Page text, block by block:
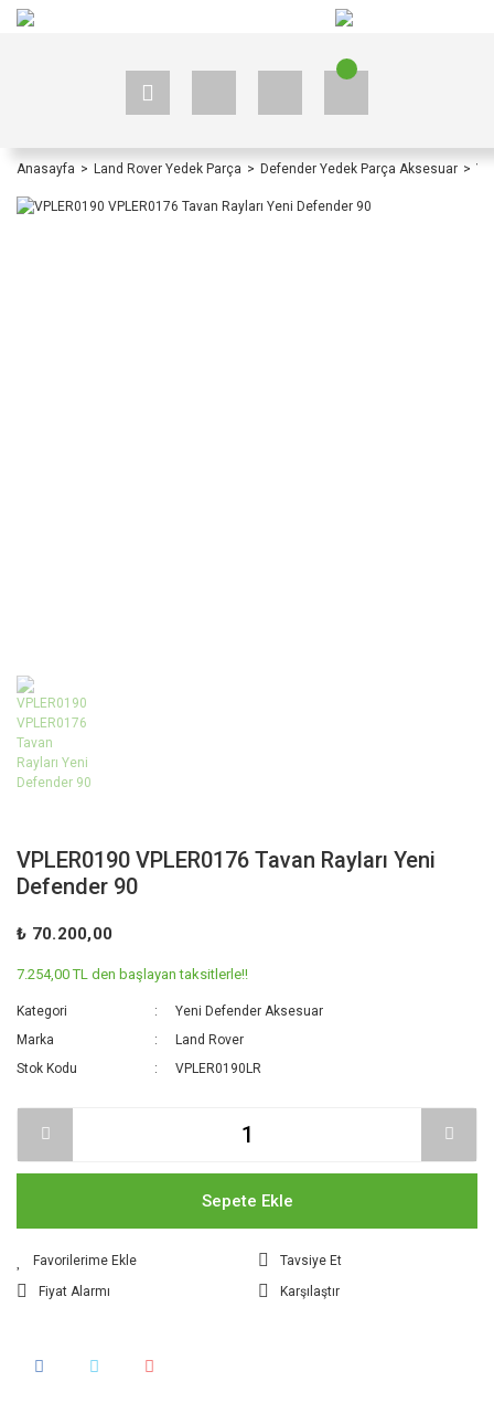
Anasayfa Land Rover Yedek Parça Defender Yedek Parça Aksesuar
VPLER0190 VPLER0176 Tavan Rayları Yeni
Defender 90
₺ 70.200,00
7.254,00 TL den başlayan taksitlerle!!
Kategori
Yeni Defender Aksesuar
Marka
Land Rover
Stok Kodu
VPLER0190LR
Sepete Ekle
Tavsiye Et
Fiyat Alarmı
Karşılaştır